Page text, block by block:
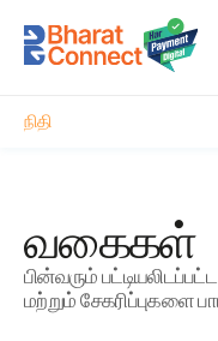
தொடர்பு
பயணம்
நிதி
போக்கு
வகைகள்
பின்வரும்
மற்றும் சேகரிப்புகளை